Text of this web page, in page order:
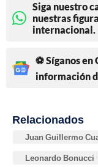
Siga nuestro
nuestras
internacional.
⚽ Síganos
información
Relacionados
Juan Guillermo
Leonardo Bonucci